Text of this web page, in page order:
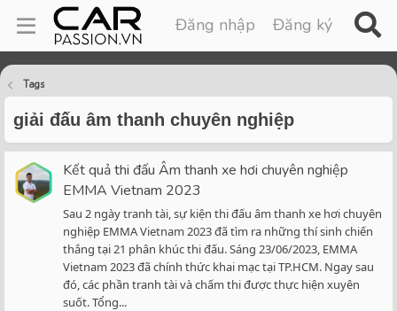
Đăng nhập Đăng ký
Tags
giải đấu âm thanh chuyên nghiệp
Kết quả thi đấu Âm thanh xe hơi chuyên nghiệp
EMMA Vietnam 2023
Sau 2 ngày tranh tài, sự kiện thi đấu âm thanh xe hơi chuyên
nghiệp EMMA Vietnam 2023 đã tìm ra những thí sinh chiến
thắng tại 21 phân khúc thi đấu. Sáng 23/06/2023, EMMA
Vietnam 2023 đã chính thức khai mạc tại TP.HCM. Ngay sau
đó, các phần tranh tài và chấm thi được thực hiện xuyên
suốt. Tổng...